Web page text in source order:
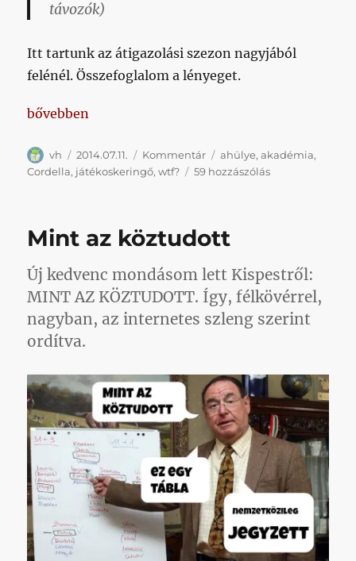
távozók)
Itt tartunk az átigazolási szezon nagyjából
felénél. Összefoglalom a lényeget.
„Komoly kiárusítás Kispesten”
bővebben
Szerző
vh Közzétéve
2014.07.11. Kategória
Kommentár Címke
ahülye,akadémia,
Cordella, játékoskeringő,wtf? 59 hozzászólásKomoly
Mint az köztudott
Új kedvenc mondásom lett Kispestről:
MINT AZ KÖZTUDOTT. Így, félkövérrel,
nagyban, az internetes szleng szerint
ordítva.